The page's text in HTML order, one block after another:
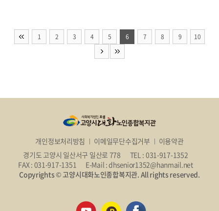
1 2 3 4 5 6 7 8 9 10
개인정보처리방침 이메일무단수집거부
이용약관
경기도 고양시 일산서구 일산로 778
TEL : 031-917-1352
FAX : 031-917-1351
E-Mail : dhsenior1352@hanmail.net
Copyrights © 고양시대화노인종합복지관. All rights reserved.